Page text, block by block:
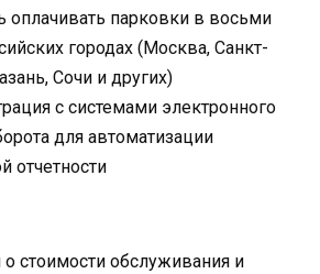
оплачивать парковки в восьми
городах (Москва, Санкт-
Сочи и других)
с системами электронного
для автоматизации
отчетности
стоимости обслуживания и